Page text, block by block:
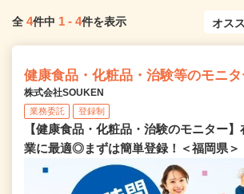
全 4件中 1 - 4件を表示
健康食品・化粧品・治験等のモニ
株式会社SOUKEN
業務委託 登録制
【健康食品・化粧品・治験のモニター
業に最適◎まずは簡単登録！＜福岡県＞